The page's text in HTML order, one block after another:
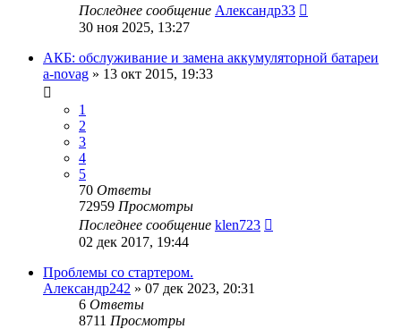
Последнее сообщение Александр33
30 ноя 2025, 13:27
АКБ: обслуживание и замена аккумуляторной батареи
a-novag » 13 окт 2015, 19:33
1
2
3
4
5
70 Ответы
72959 Просмотры
Последнее сообщение klen723
02 дек 2017, 19:44
Проблемы со стартером.
Александр242 » 07 дек 2023, 20:31
6 Ответы
8711 Просмотры